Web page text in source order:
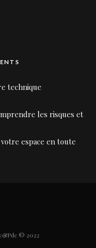
technique
les risques et
espace en toute
© 2022